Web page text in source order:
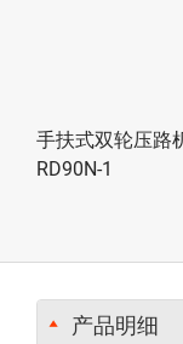
手扶式双轮压路
RD90N-1
产品明细